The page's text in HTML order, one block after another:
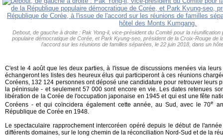
Debout, de gauche à droite : Pak Yong-il, vice-président du Comité pour la
populaire démocratique de Corée, et Park Kyung-seo, président de la Croix-Rouge de
l'accord sur les réunions de familles séparées, le 22 juin 2018, dans un
C'est le 4 août que les deux parties, à l'issue de discussions menées via
échangeront les listes des heureux élus qui participeront à ces réunions
Coréens, 132 124 personnes ont déposé une candidature pour retrouver leurs
la péninsule - et seulement 57 000 sont encore en vie. Les dates retenues
libération de la Corée de l'occupation japonaise en 1945 et qui est une fête
Coréens - et qui coïncidera également cette année, au Sud, avec le 70e
République de Corée en 1948.
Le spectaculaire rapprochement intercoréen opéré depuis le début de
différents domaines, sur le long chemin de la réconciliation Nord-Sud et de la